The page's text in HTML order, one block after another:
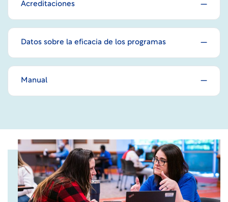
Acreditaciones
Datos sobre la eficacia de los programas
Manual